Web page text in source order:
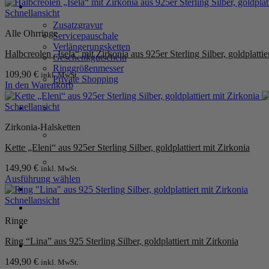
SERVICE
Zusatzgravur
Servicepauschale
Verlängerungsketten
Geschenkgutschein
Ringgrößenmesser
Private Shopping
Anmelden / Registrieren
Schnellansicht
Alle Ohrringe
Halbcreolen „Isela“ mit Zirkonia aus 925er Sterling Silber,
109,90 € inkl. MwSt.
In den Warenkorb
Schnellansicht
Zirkonia-Halsketten
Kette „Eleni“ aus 925er Sterling Silber, goldplattiert mit Zirkonia
149,90 € inkl. MwSt.
Ausführung wählen
Dieses
Produkt
weist
mehrere
Varianten
auf.
Optionen
Schnellansicht
Ringe
Ring “Lina” aus 925 Sterling Silber, goldplattiert mit Zirkonia
149,90 € inkl. MwSt.